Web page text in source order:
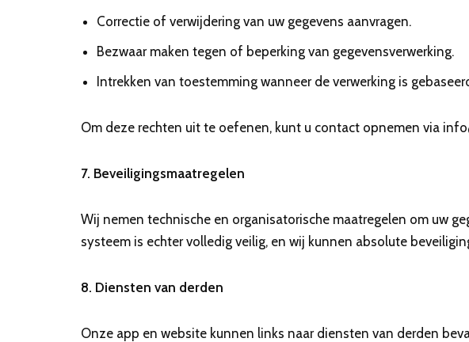
Correctie of verwijdering van uw gegevens aanvragen.
Bezwaar maken tegen of beperking van gegevensverwerking.
Intrekken van toestemming wanneer de verwerking is
Om deze rechten uit te oefenen, kunt u contact opnemen via
7. Beveiligingsmaatregelen
Wij nemen technische en organisatorische maatregelen om uw
systeem is echter volledig veilig, en wij kunnen absolute
8. Diensten van derden
Onze app en website kunnen links naar diensten van derden